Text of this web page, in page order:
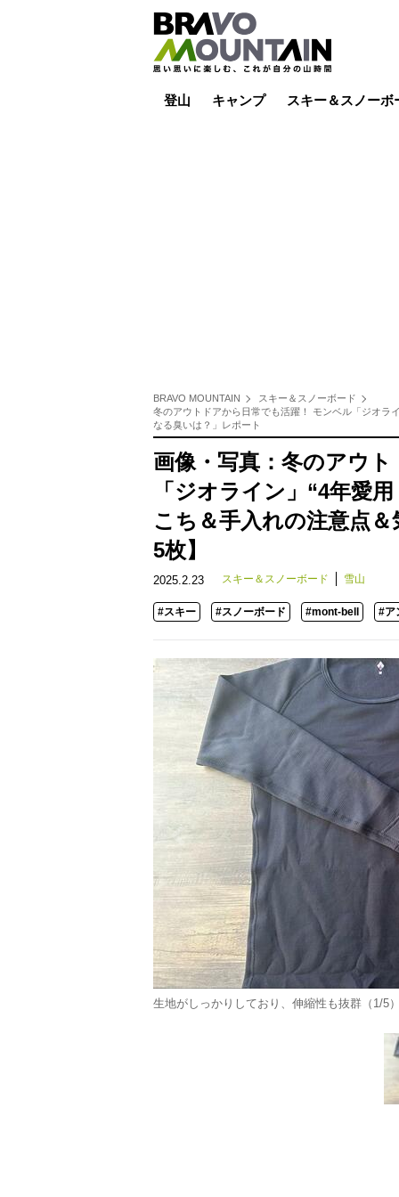
登山 キャンプ スキー＆スノーボ
BRAVO MOUNTAIN
スキー＆スノーボード
冬のアウトドアから日常でも活躍！ モンベル「ジオラ
なる臭いは？」レポート
画像・写真：冬のアウ
「ジオライン」“4年愛
こち＆手入れの注意点
5枚】
2025.2.23 スキー＆スノーボード 雪山
#スキー #スノーボード #mont-bell #ア
生地がしっかりしており、伸縮性も抜群（1/5）